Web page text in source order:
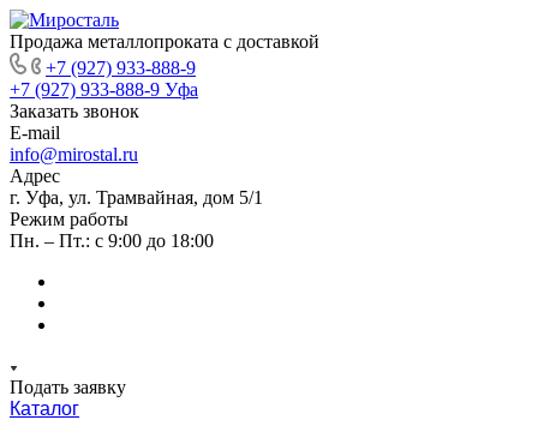
Продажа металлопроката с доставкой
+7 (927) 933-888-9
+7 (927) 933-888-9 Уфа
Заказать звонок
E-mail
info@mirostal.ru
Адрес
г. Уфа, ул. Трамвайная, дом 5/1
Режим работы
Пн. – Пт.: с 9:00 до 18:00
Подать заявку
Каталог